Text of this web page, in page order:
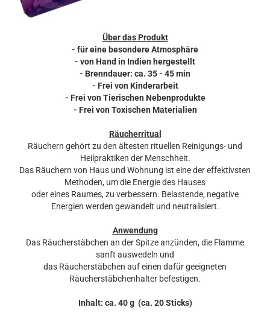
Über das Produkt
- für eine besondere Atmosphäre
- von Hand in Indien hergestellt
- Brenndauer: ca. 35 - 45 min
- Frei von Kinderarbeit
- Frei von Tierischen Nebenprodukte
- Frei von Toxischen Materialien
Räucherritual
Räuchern gehört zu den ältesten rituellen Reinigungs- und
Heilpraktiken der Menschheit.
Das Räuchern von Haus und Wohnung ist eine der effektivsten
Methoden, um die Energie des Hauses
oder eines Raumes, zu verbessern. Belastende, negative
Energien werden gewandelt und neutralisiert.
Anwendung
Das Räucherstäbchen an der Spitze anzünden, die Flamme
sanft auswedeln und
das Räucherstäbchen auf einen dafür geeigneten
Räucherstäbchenhalter befestigen.
Inhalt: ca. 40 g (ca. 20 Sticks)